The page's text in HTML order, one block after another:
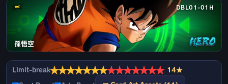
DBL01-01H
孫悟空
Limit-break★★★★★★★★★★★★★★ 14★